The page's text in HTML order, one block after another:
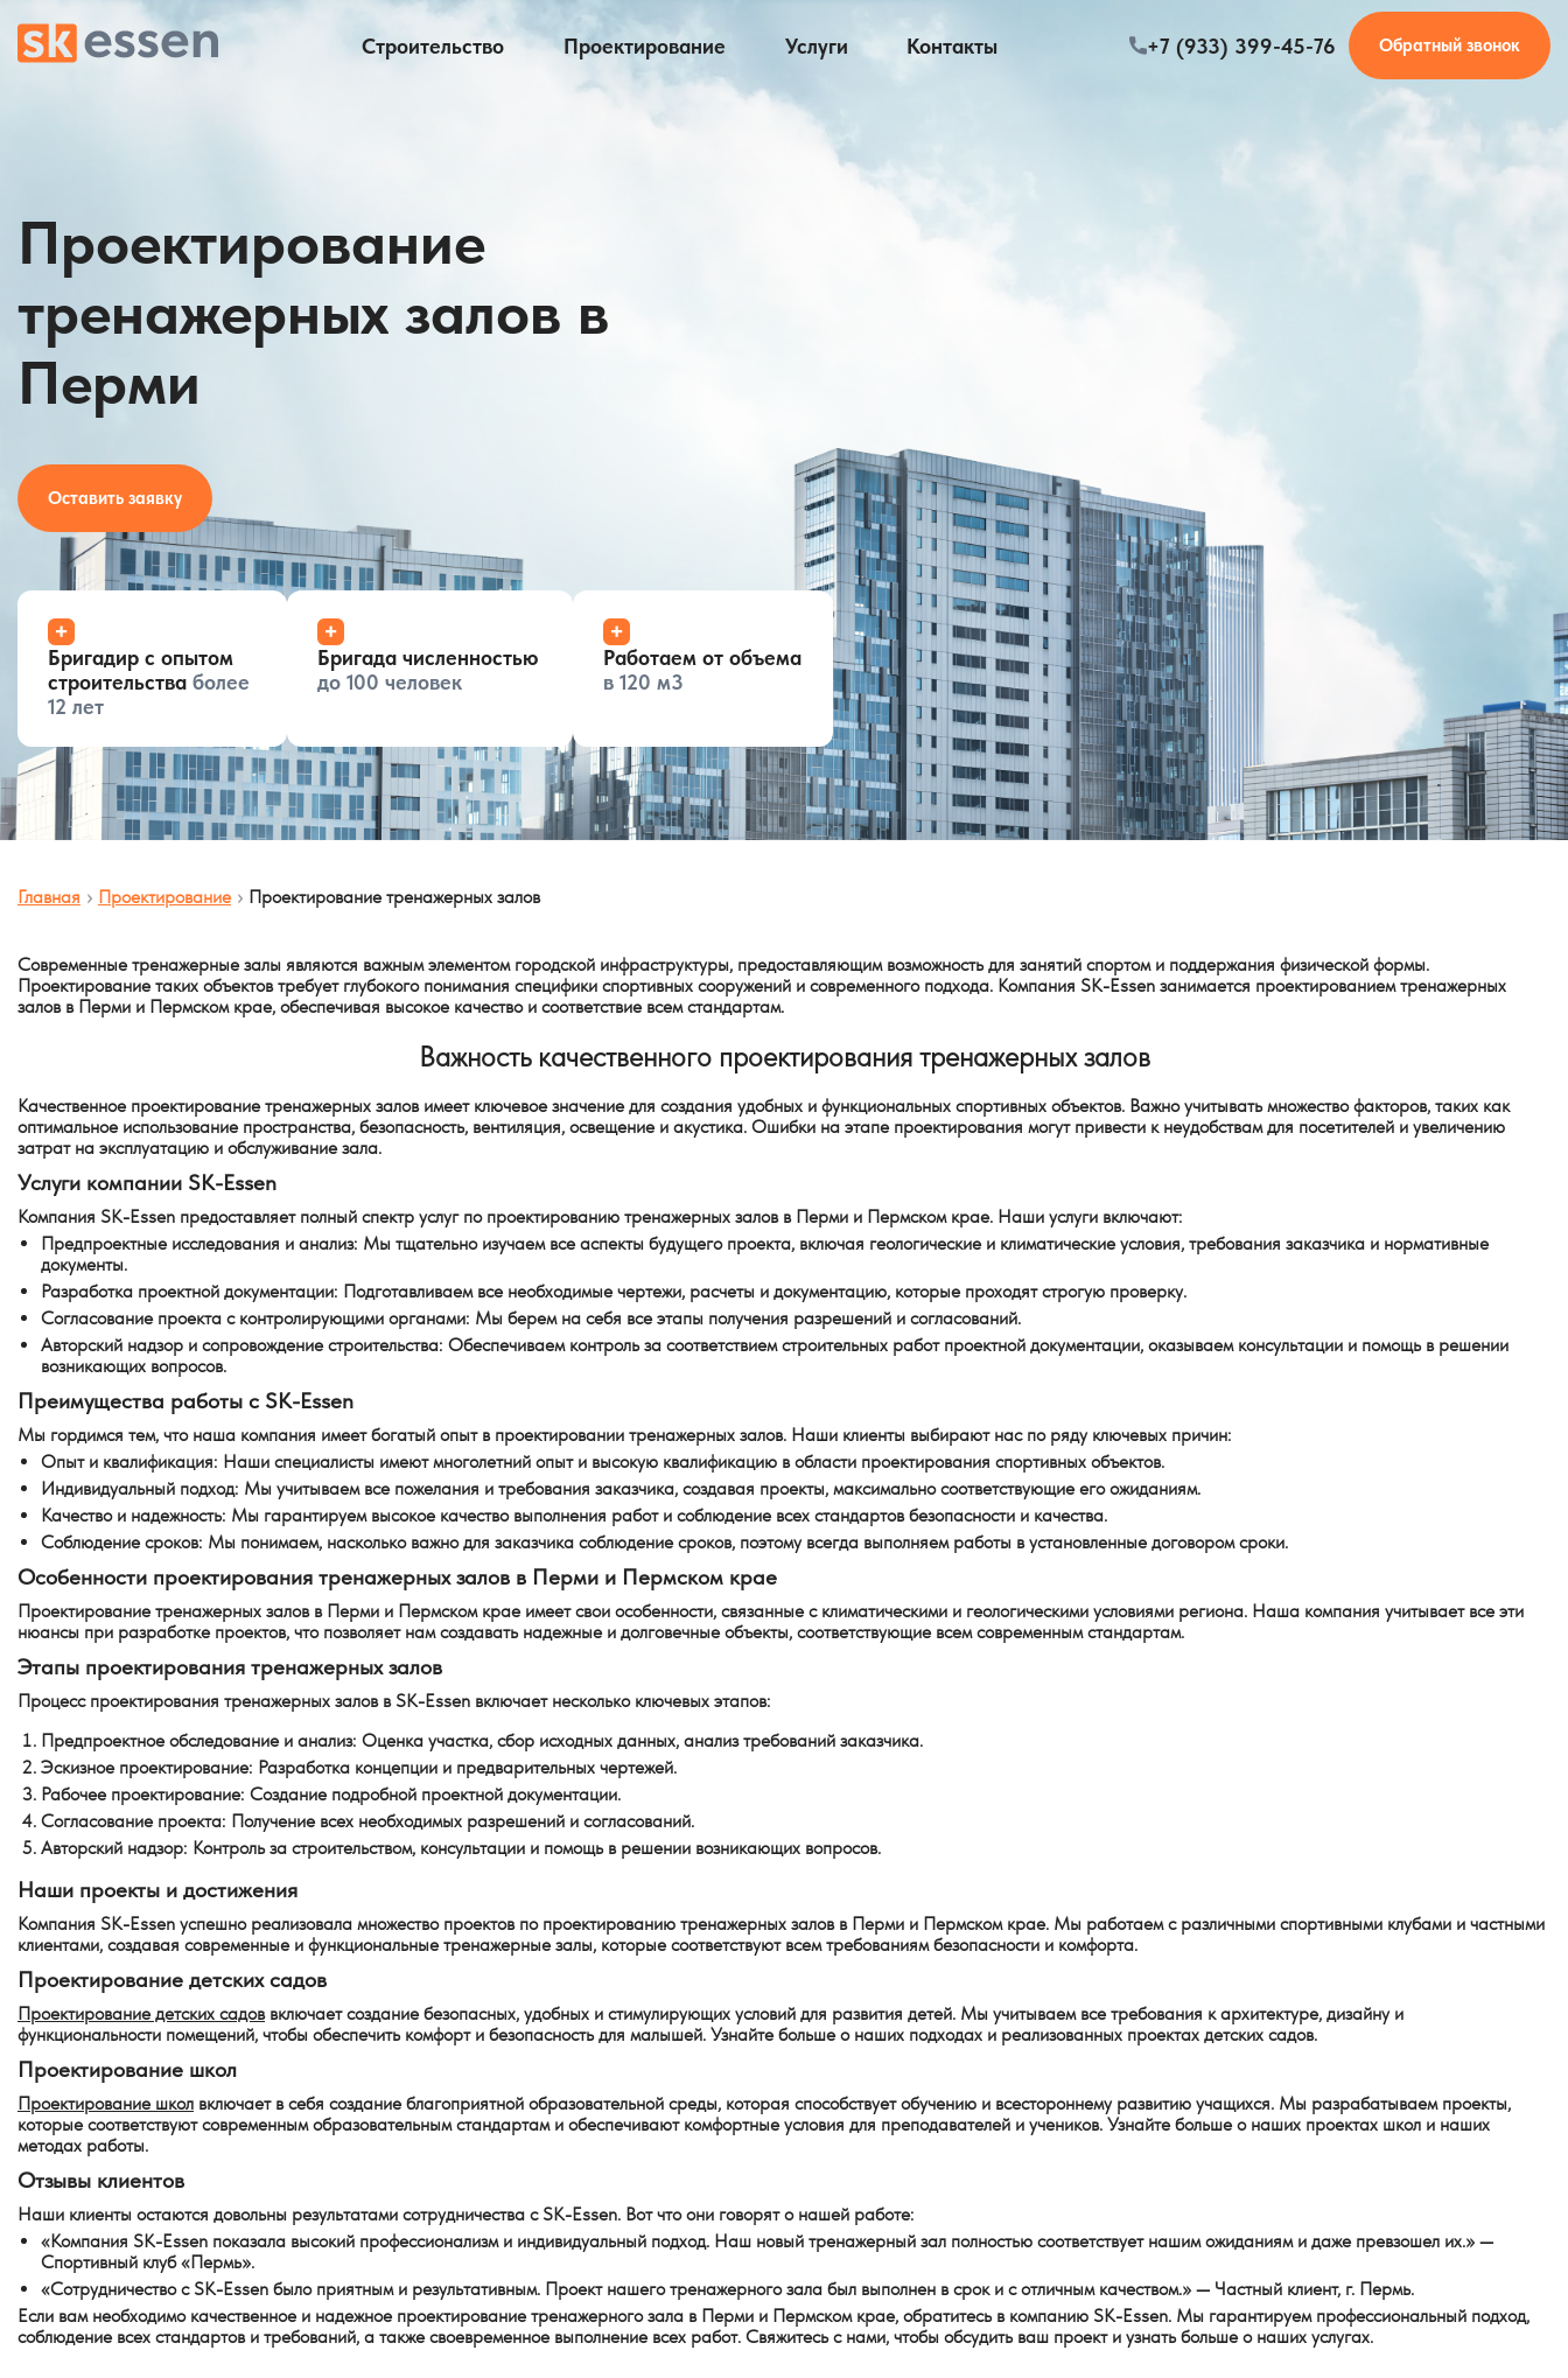
Строительство Проектирование Услуги Контакты +7 (933) 399-45-76 Обратный звонок
Проектирование
тренажерных залов в
Перми
Оставить заявку
+
Бригадир с опытом
строительства более
12 лет
+
Бригада численностью
до 100 человек
+
Работаем от объема
в 120 м3
Главная Проектирование Проектирование тренажерных залов
Современные тренажерные залы являются важным элементом городской инфраструктуры, предоставляющим возможность для занятий спортом и поддержания физической формы.
Проектирование таких объектов требует глубокого понимания специфики спортивных сооружений и современного подхода. Компания SK-Essen занимается проектированием тренажерных
залов в Перми и Пермском крае, обеспечивая высокое качество и соответствие всем стандартам.
Важность качественного проектирования тренажерных залов
Качественное проектирование тренажерных залов имеет ключевое значение для создания удобных и функциональных спортивных объектов. Важно учитывать множество факторов, таких как
оптимальное использование пространства, безопасность, вентиляция, освещение и акустика. Ошибки на этапе проектирования могут привести к неудобствам для посетителей и увеличению
затрат на эксплуатацию и обслуживание зала.
Услуги компании SK-Essen
Компания SK-Essen предоставляет полный спектр услуг по проектированию тренажерных залов в Перми и Пермском крае. Наши услуги включают:
Предпроектные исследования и анализ: Мы тщательно изучаем все аспекты будущего проекта, включая геологические и климатические условия, требования заказчика и нормативные
документы.
Разработка проектной документации: Подготавливаем все необходимые чертежи, расчеты и документацию, которые проходят строгую проверку.
Согласование проекта с контролирующими органами: Мы берем на себя все этапы получения разрешений и согласований.
Авторский надзор и сопровождение строительства: Обеспечиваем контроль за соответствием строительных работ проектной документации, оказываем консультации и помощь в решении
возникающих вопросов.
Преимущества работы с SK-Essen
Мы гордимся тем, что наша компания имеет богатый опыт в проектировании тренажерных залов. Наши клиенты выбирают нас по ряду ключевых причин:
Опыт и квалификация: Наши специалисты имеют многолетний опыт и высокую квалификацию в области проектирования спортивных объектов.
Индивидуальный подход: Мы учитываем все пожелания и требования заказчика, создавая проекты, максимально соответствующие его ожиданиям.
Качество и надежность: Мы гарантируем высокое качество выполнения работ и соблюдение всех стандартов безопасности и качества.
Соблюдение сроков: Мы понимаем, насколько важно для заказчика соблюдение сроков, поэтому всегда выполняем работы в установленные договором сроки.
Особенности проектирования тренажерных залов в Перми и Пермском крае
Проектирование тренажерных залов в Перми и Пермском крае имеет свои особенности, связанные с климатическими и геологическими условиями региона. Наша компания учитывает все эти
нюансы при разработке проектов, что позволяет нам создавать надежные и долговечные объекты, соответствующие всем современным стандартам.
Этапы проектирования тренажерных залов
Процесс проектирования тренажерных залов в SK-Essen включает несколько ключевых этапов:
Предпроектное обследование и анализ: Оценка участка, сбор исходных данных, анализ требований заказчика.
Эскизное проектирование: Разработка концепции и предварительных чертежей.
Рабочее проектирование: Создание подробной проектной документации.
Согласование проекта: Получение всех необходимых разрешений и согласований.
Авторский надзор: Контроль за строительством, консультации и помощь в решении возникающих вопросов.
Наши проекты и достижения
Компания SK-Essen успешно реализовала множество проектов по проектированию тренажерных залов в Перми и Пермском крае. Мы работаем с различными спортивными клубами и частными
клиентами, создавая современные и функциональные тренажерные залы, которые соответствуют всем требованиям безопасности и комфорта.
Проектирование детских садов
Проектирование детских садоввключает создание безопасных, удобных и стимулирующих условий для развития детей. Мы учитываем все требования к архитектуре, дизайну и
функциональности помещений, чтобы обеспечить комфорт и безопасность для малышей. Узнайте больше о наших подходах и реализованных проектах детских садов.
Проектирование школ
Проектирование школ включает в себя создание благоприятной образовательной среды, которая способствует обучению и всестороннему развитию учащихся. Мы разрабатываем проекты,
которые соответствуют современным образовательным стандартам и обеспечивают комфортные условия для преподавателей и учеников. Узнайте больше о наших проектах школ и наших
методах работы.
Отзывы клиентов
Наши клиенты остаются довольны результатами сотрудничества с SK-Essen. Вот что они говорят о нашей работе:
«Компания SK-Essen показала высокий профессионализм и индивидуальный подход. Наш новый тренажерный зал полностью соответствует нашим ожиданиям и даже превзошел их.» —
Спортивный клуб «Пермь».
«Сотрудничество с SK-Essen было приятным и результативным. Проект нашего тренажерного зала был выполнен в срок и с отличным качеством.» — Частный клиент, г. Пермь.
Если вам необходимо качественное и надежное проектирование тренажерного зала в Перми и Пермском крае, обратитесь в компанию SK-Essen. Мы гарантируем профессиональный подход,
соблюдение всех стандартов и требований, а также своевременное выполнение всех работ. Свяжитесь с нами, чтобы обсудить ваш проект и узнать больше о наших услугах.